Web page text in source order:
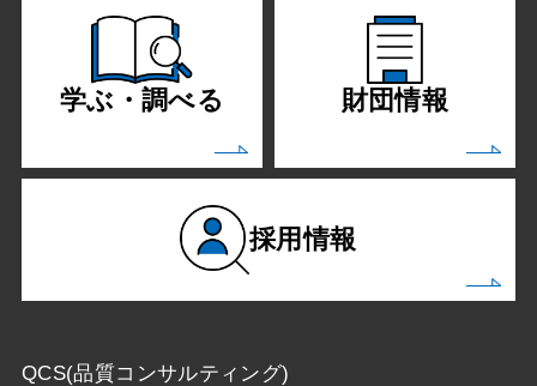
学ぶ・調べる 財団情報
採用情報
QCS(品質コンサルティング)